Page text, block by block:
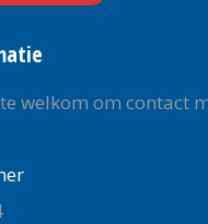
welkom om contact